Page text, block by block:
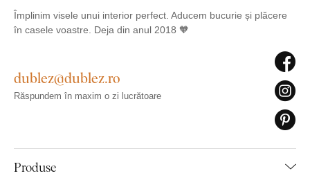
Împlinim visele unui interior perfect. Aducem bucurie și plăcere
în casele voastre. Deja din anul 2018 🧡
Produse
dublez@dublez.ro
Răspundem în maxim o zi lucrătoare